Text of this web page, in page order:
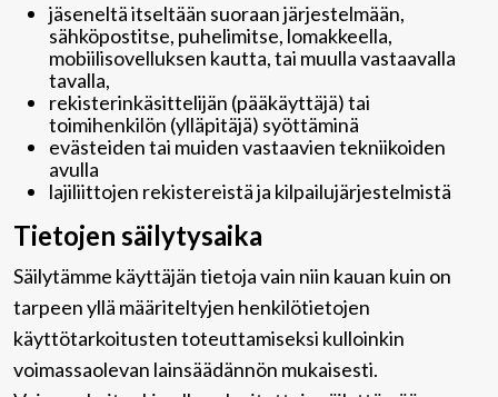
jäseneltä itseltään suoraan järjestelmään,
sähköpostitse, puhelimitse, lomakkeella,
mobiilisovelluksen kautta, tai muulla vastaavalla
tavalla,
rekisterinkäsittelijän (pääkäyttäjä) tai
toimihenkilön (ylläpitäjä) syöttäminä
evästeiden tai muiden vastaavien tekniikoiden
avulla
lajiliittojen rekistereistä ja kilpailujärjestelmistä
Tietojen säilytysaika
Säilytämme käyttäjän tietoja vain niin kauan kuin on
tarpeen yllä määriteltyjen henkilötietojen
käyttötarkoitusten toteuttamiseksi kulloinkin
voimassaolevan lainsäädännön mukaisesti.